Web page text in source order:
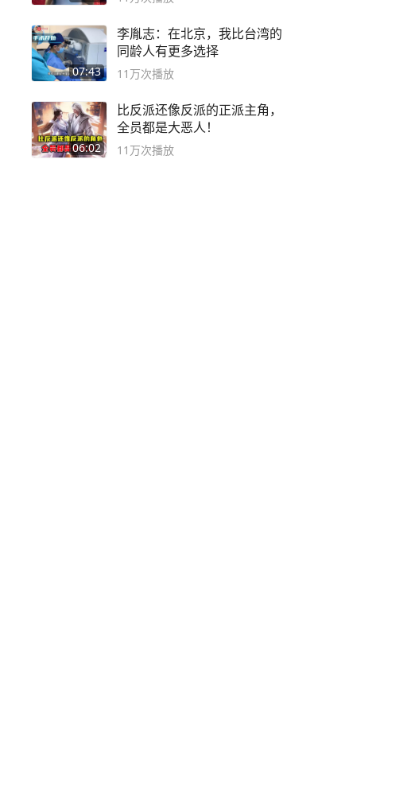
07:43
李胤志：在北京，我比台湾的
同龄人有更多选择
11万次播放
06:02
比反派还像反派的正派主角，
全员都是大恶人！
11万次播放